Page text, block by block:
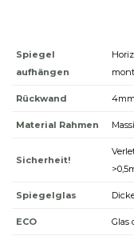
Spiegel
aufhängen
Rückwand
Material Rahmen
Sicherheit!
Spiegelglas
ECO Glas